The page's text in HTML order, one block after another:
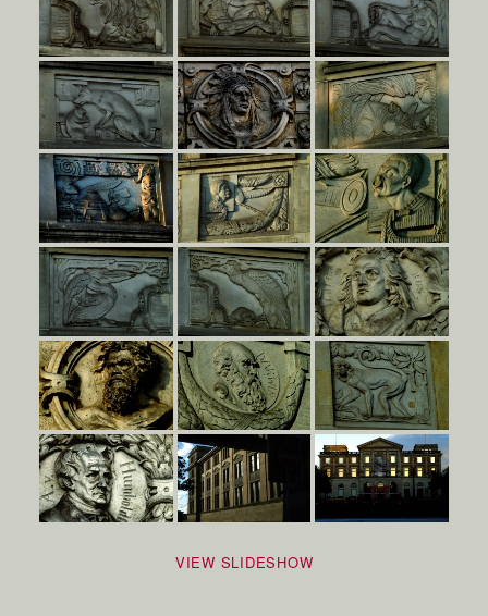
VIEW SLIDESHOW